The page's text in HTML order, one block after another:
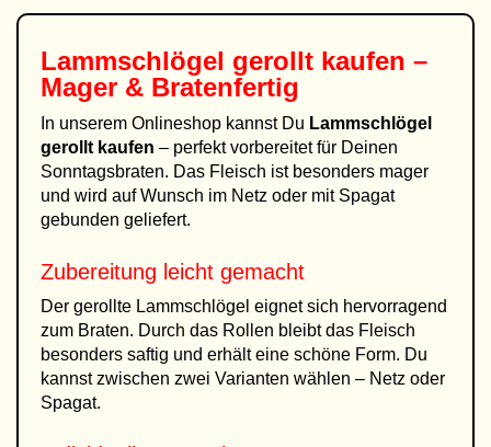
Lammschlögel gerollt kaufen –
Mager & Bratenfertig
In unserem Onlineshop kannst Du Lammschlögel
gerollt kaufen – perfekt vorbereitet für Deinen
Sonntagsbraten. Das Fleisch ist besonders mager
und wird auf Wunsch im Netz oder mit Spagat
gebunden geliefert.
Zubereitung leicht gemacht
Der gerollte Lammschlögel eignet sich hervorragend
zum Braten. Durch das Rollen bleibt das Fleisch
besonders saftig und erhält eine schöne Form. Du
kannst zwischen zwei Varianten wählen – Netz oder
Spagat.